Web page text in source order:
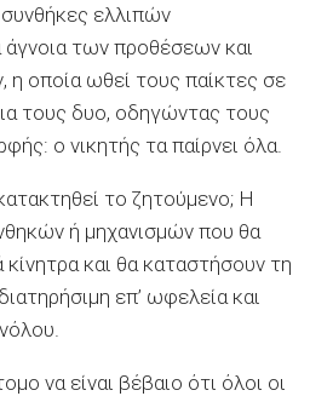
ελλιπών
των προθέσεων και
οποία ωθεί τους παίκτες σε
τους δυο, οδηγώντας τους
ο νικητής τα παίρνει όλα.
το ζητούμενο; Η
ή μηχανισμών που θα
κίνητρα και θα καταστήσουν τη
επ’ ωφελεία και
να είναι βέβαιο ότι όλοι οι